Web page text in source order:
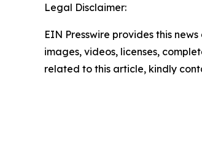
Legal Disclaimer:
EIN Presswire provides this
images, videos, licenses,
related to this article, kindly